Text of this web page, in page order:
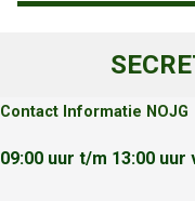
Contact Informatie NOJG
09:00 uur t/m 13:00